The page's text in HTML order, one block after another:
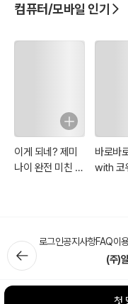
컴퓨터/모바일 인기
이게 되네? 제미
나이 완전 미친 활
바로바
with 코
로그인공지사항FAQ이
(주)
첫